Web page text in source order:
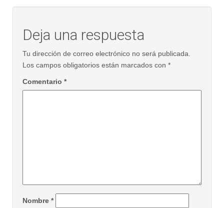
Deja una respuesta
Tu dirección de correo electrónico no será publicada.
Los campos obligatorios están marcados con *
Comentario *
Nombre *